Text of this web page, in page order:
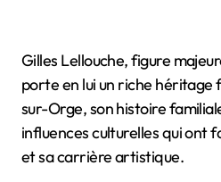
Gilles Lellouche, figure
porte en lui un riche héritage
sur-Orge, son histoire
influences culturelles qui ont
et sa carrière artistique.